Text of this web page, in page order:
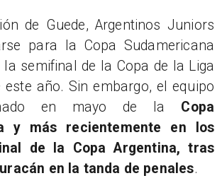
de Guede, Argentinos Juniors
para la Copa Sudamericana
semifinal de la Copa de la Liga
este año. Sin embargo, el equipo
en mayo de la Copa
y más recientemente en los
de la Copa Argentina, tras
en la tanda de penales.